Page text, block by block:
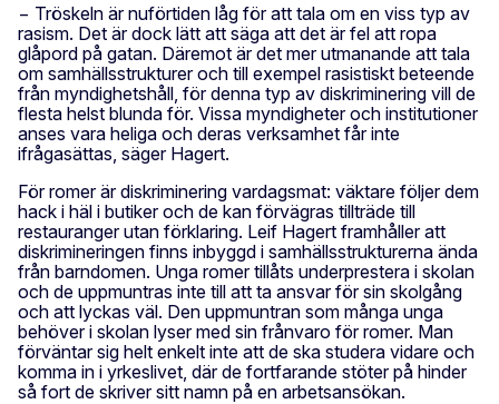
− Tröskeln är nuförtiden låg för att tala om en viss typ av
rasism. Det är dock lätt att säga att det är fel att ropa
glåpord på gatan. Däremot är det mer utmanande att tala
om samhällsstrukturer och till exempel rasistiskt beteende
från myndighetshåll, för denna typ av diskriminering vill de
flesta helst blunda för. Vissa myndigheter och institutioner
anses vara heliga och deras verksamhet får inte
ifrågasättas, säger Hagert.
För romer är diskriminering vardagsmat: väktare följer dem
hack i häl i butiker och de kan förvägras tillträde till
restauranger utan förklaring. Leif Hagert framhåller att
diskrimineringen finns inbyggd i samhällsstrukturerna ända
från barndomen. Unga romer tillåts underprestera i skolan
och de uppmuntras inte till att ta ansvar för sin skolgång
och att lyckas väl. Den uppmuntran som många unga
behöver i skolan lyser med sin frånvaro för romer. Man
förväntar sig helt enkelt inte att de ska studera vidare och
komma in i yrkeslivet, där de fortfarande stöter på hinder
så fort de skriver sitt namn på en arbetsansökan.